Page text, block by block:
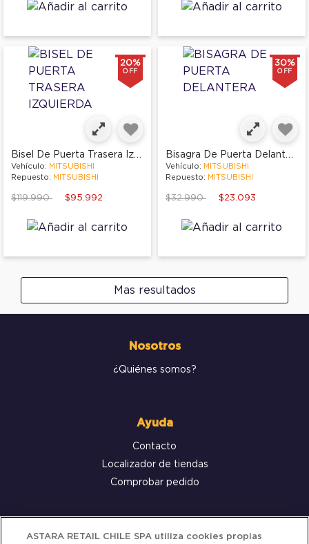
20%
OFF
Bisel De Puerta Trasera Izquierda
Vehículo: MITSUBISHI
Repuesto: MITSUBISHI
Price reduced from
$119.990to $95.992
30%
OFF
Bisagra De Puerta Delantera
Vehículo: MITSUBISHI
Repuesto: MITSUBISHI
Price reduced from
$32.990to $23.093
Mas resultados
Nosotros
¿Quiénes somos?
Ayuda
Contacto
Localizador de tiendas
Comprobar pedido
Servicio al cliente
ASTARA RETAIL CHILE SPA utiliza cookies propias